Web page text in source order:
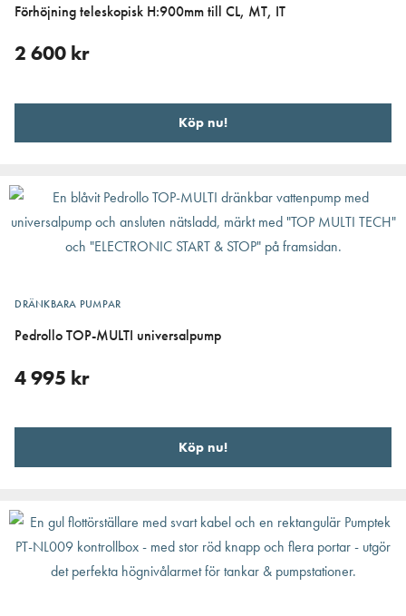
Förhöjning teleskopisk H:900mm till CL, MT, IT
2 600 kr
Köp nu!
DRÄNKBARA PUMPAR
Pedrollo TOP-MULTI universalpump
4 995 kr
Köp nu!